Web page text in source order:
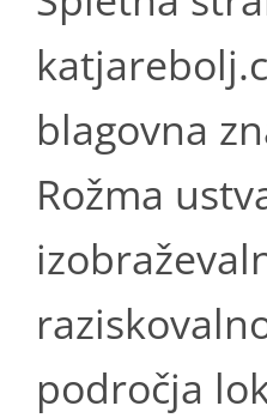
blagovna
Rožma
področja